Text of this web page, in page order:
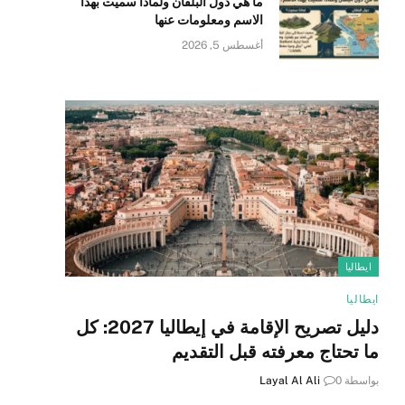
الاسم ومعلومات عنها
أغسطس 5, 2026
ايطاليا
ايطاليا
دليل تصريح الإقامة في إيطاليا 2027: كل
ما تحتاج معرفته قبل التقديم
بواسطة Layal Al Ali 0